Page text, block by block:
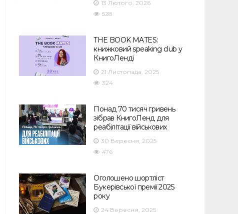
13 Лютого, 2026
528
THE BOOK MATES:
книжковий speaking club у
КнигоЛенді
21 Листопада, 2025
324
Понад 70 тисяч гривень
зібрав КнигоЛенд для
реабілітації військових
30 Вересня, 2025
476
Оголошено шортліст
Букерівської премії 2025
року
24 Вересня, 2025